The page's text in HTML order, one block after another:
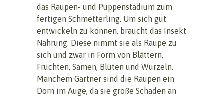
das Raupen- und Puppenstadium zum
fertigen Schmetterling. Um sich gut
entwickeln zu können, braucht das Insekt
Nahrung. Diese nimmt sie als Raupe zu
sich und zwar in Form von Blättern,
Früchten, Samen, Blüten und Wurzeln.
Manchem Gärtner sind die Raupen ein
Dorn im Auge, da sie große Schäden an